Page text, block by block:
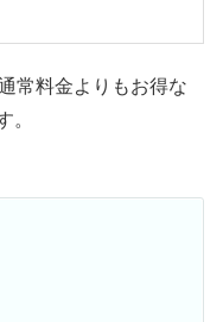
常料金よりもお得な
。